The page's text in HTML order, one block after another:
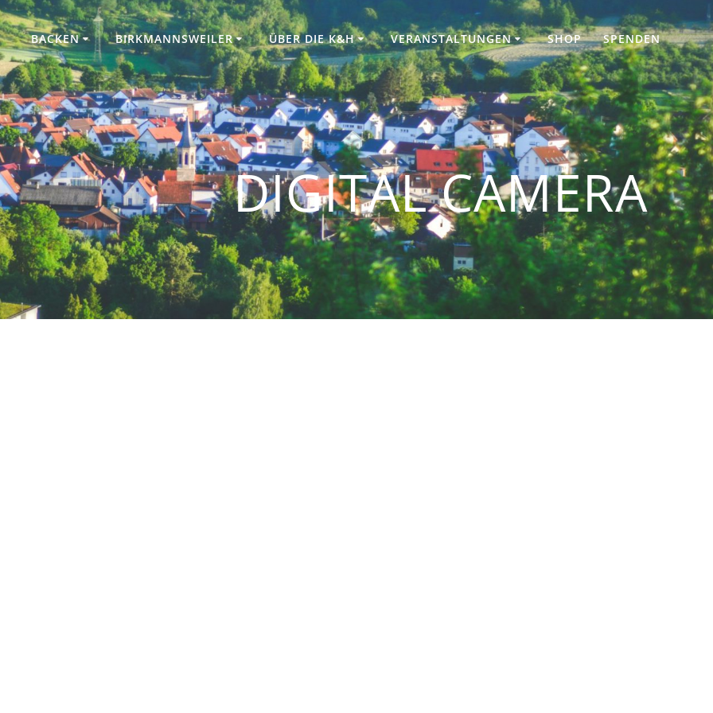
BACKEN BIRKMANNSWEILER ÜBER DIE K&H VERANSTALTUNGEN SHOP SPENDEN
DIGITAL CAMERA